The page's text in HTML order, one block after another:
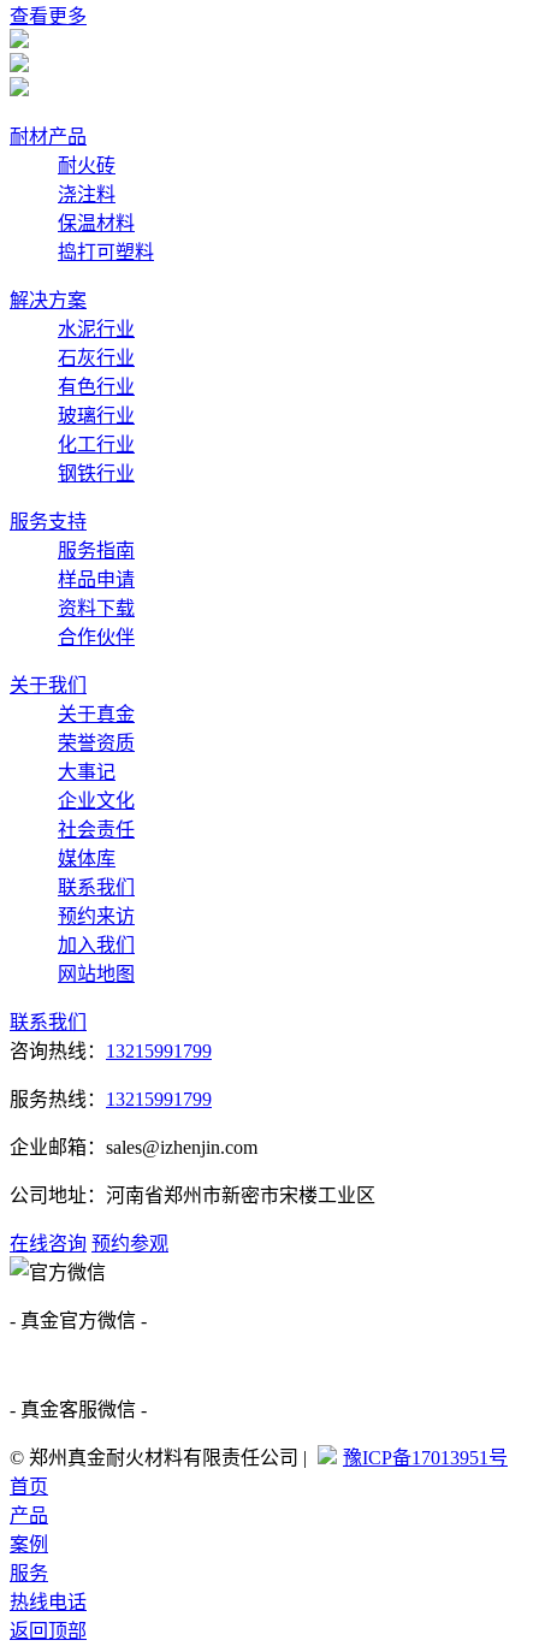
查看更多
耐材产品
耐火砖
浇注料
保温材料
捣打可塑料
解决方案
水泥行业
石灰行业
有色行业
玻璃行业
化工行业
钢铁行业
服务支持
服务指南
样品申请
资料下载
合作伙伴
关于我们
关于真金
荣誉资质
大事记
企业文化
社会责任
媒体库
联系我们
预约来访
加入我们
网站地图
联系我们
咨询热线： 13215991799
服务热线： 13215991799
企业邮箱：sales@izhenjin.com
公司地址：河南省郑州市新密市宋楼工业区
在线咨询 预约参观
- 真金官方微信 -
- 真金客服微信 -
© 郑州真金耐火材料有限责任公司 |
豫ICP备17013951号
首页
产品
案例
服务
热线电话
返回顶部